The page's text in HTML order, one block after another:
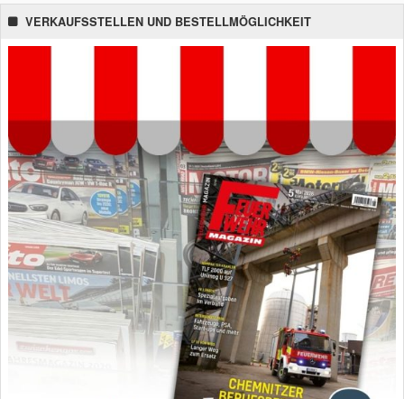
VERKAUFSSTELLEN UND BESTELLMÖGLICHKEIT